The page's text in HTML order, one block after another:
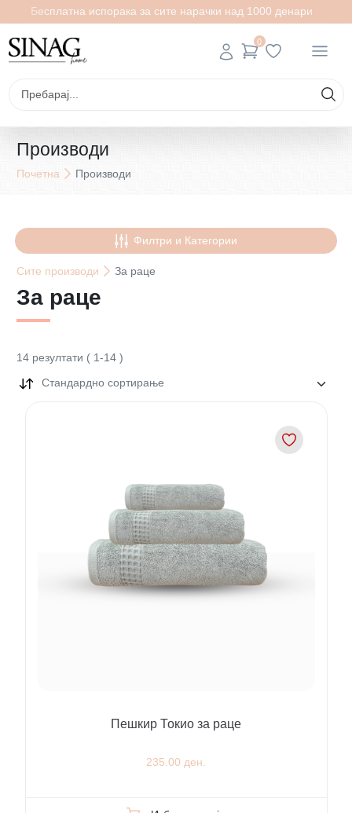
Бесплатна испорака за сите нарачки над 1000 денари
0
Производи
Почетна Производи
Филтри и Категории
Сите производи За раце
За раце
14 резултати ( 1-14 )
Стандардно сортирање
Пешкир Токио за раце
235.00 ден.